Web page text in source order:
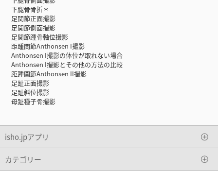
下腿骨骨折＊
足関節正面撮影
足関節側面撮影
足関節踵骨軸位撮影
距踵関節Anthonsen I撮影
Anthonsen I撮影の体位が取れない場合
Anthonsen I撮影とその他の方法の比較
距踵関節Anthonsen II撮影
足趾正面撮影
足趾斜位撮影
母趾種子骨撮影
isho.jpアプリ
カテゴリー